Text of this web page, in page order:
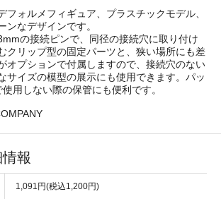
フォルメフィギュア、プラスチックモデル、
ンなデザインです。
の接続ピンで、同径の接続穴に取り付け
クリップ型の固定パーツと、狭い場所にも差
オプションで付属しますので、接続穴のない
サイズの模型の展示にも使用できます。パッ
用しない際の保管にも便利です。
報
1,091円(税込1,200円)